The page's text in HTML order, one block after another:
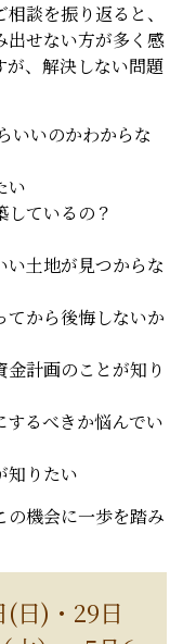
談を振り返ると、
出せない方が多く感
が、解決しない問題
いいのかわからな
い
ているの？
土地が見つからな
から後悔しないか
計画のことが知り
るべきか悩んでい
知りたい
の機会に一歩を踏み
日)・29日